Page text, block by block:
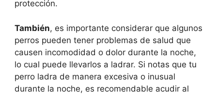
protección.
También, es importante considerar que algunos
perros pueden tener problemas de salud que
causen incomodidad o dolor durante la noche,
lo cual puede llevarlos a ladrar. Si notas que tu
perro ladra de manera excesiva o inusual
durante la noche, es recomendable acudir al